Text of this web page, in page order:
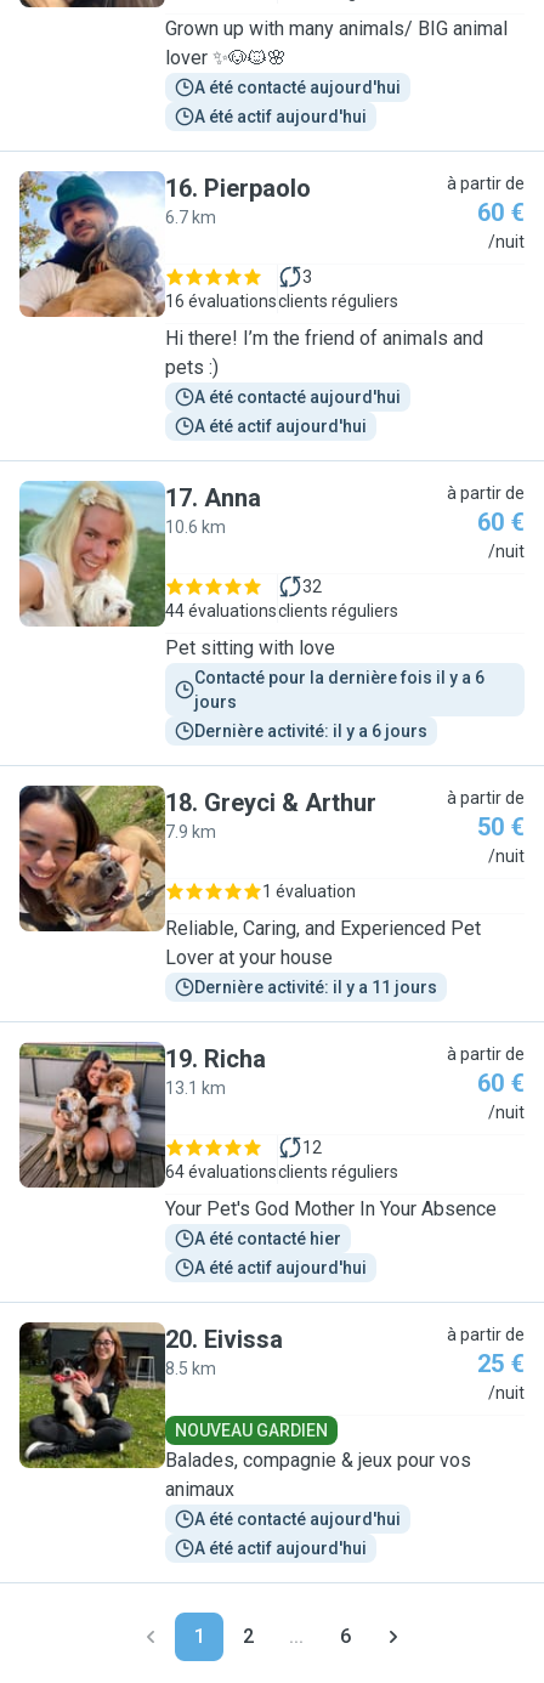
Grown up with many animals/ BIG animal
lover ✨🐶🐱🌸
A été contacté aujourd'hui
A été actif aujourd'hui
P
16. Pierpaolo
6.7 km
à partir de
60 €
/nuit
16 évaluations
3
clients réguliers
Hi there! I’m the friend of animals and
pets :)
A été contacté aujourd'hui
A été actif aujourd'hui
A
17. Anna
10.6 km
à partir de
60 €
/nuit
44 évaluations
32
clients réguliers
Pet sitting with love
Contacté pour la dernière fois il y a 6
jours
Dernière activité: il y a 6 jours
G
18. Greyci & Arthur
7.9 km
à partir de
50 €
/nuit
1 évaluation
Reliable, Caring, and Experienced Pet
Lover at your house
Dernière activité: il y a 11 jours
R
19. Richa
13.1 km
à partir de
60 €
/nuit
64 évaluations
12
clients réguliers
Your Pet's God Mother In Your Absence
A été contacté hier
A été actif aujourd'hui
E
20. Eivissa
8.5 km
à partir de
25 €
/nuit
NOUVEAU GARDIEN
Balades, compagnie & jeux pour vos
animaux
A été contacté aujourd'hui
A été actif aujourd'hui
1 2 ... 6